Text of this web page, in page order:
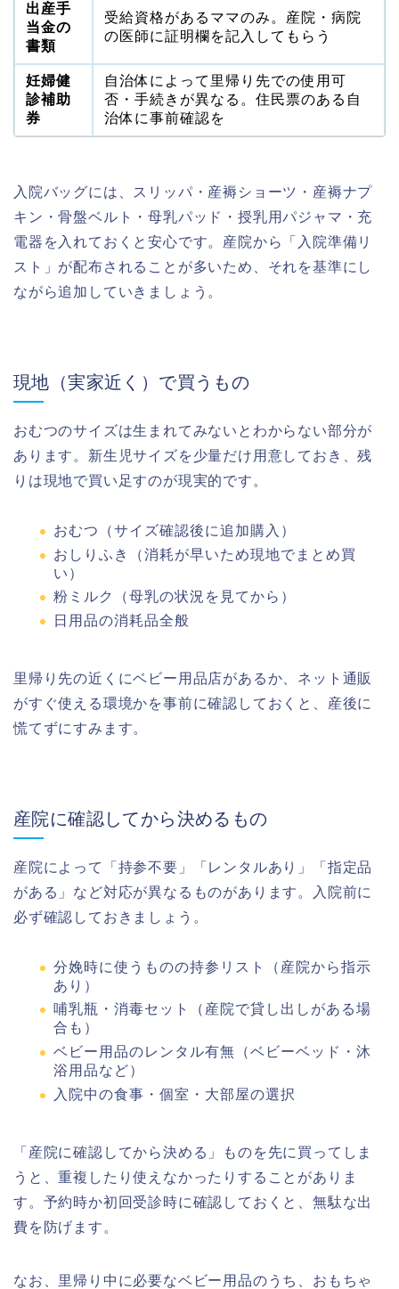
出産手
当金の
書類
受給資格があるママのみ。産院・病院
の医師に証明欄を記入してもらう
妊婦健
診補助
券
自治体によって里帰り先での使用可
否・手続きが異なる。住民票のある自
治体に事前確認を
入院バッグには、スリッパ・産褥ショーツ・産褥ナプ
キン・骨盤ベルト・母乳パッド・授乳用パジャマ・充
電器を入れておくと安心です。産院から「入院準備リ
スト」が配布されることが多いため、それを基準にし
ながら追加していきましょう。
現地（実家近く）で買うもの
おむつのサイズは生まれてみないとわからない部分が
あります。新生児サイズを少量だけ用意しておき、残
りは現地で買い足すのが現実的です。
おむつ（サイズ確認後に追加購入）
おしりふき（消耗が早いため現地でまとめ買
い）
粉ミルク（母乳の状況を見てから）
日用品の消耗品全般
里帰り先の近くにベビー用品店があるか、ネット通販
がすぐ使える環境かを事前に確認しておくと、産後に
慌てずにすみます。
産院に確認してから決めるもの
産院によって「持参不要」「レンタルあり」「指定品
がある」など対応が異なるものがあります。入院前に
必ず確認しておきましょう。
分娩時に使うものの持参リスト（産院から指示
あり）
哺乳瓶・消毒セット（産院で貸し出しがある場
合も）
ベビー用品のレンタル有無（ベビーベッド・沐
浴用品など）
入院中の食事・個室・大部屋の選択
「産院に確認してから決める」ものを先に買ってしま
うと、重複したり使えなかったりすることがありま
す。予約時か初回受診時に確認しておくと、無駄な出
費を防げます。
なお、里帰り中に必要なベビー用品のうち、おもちゃ